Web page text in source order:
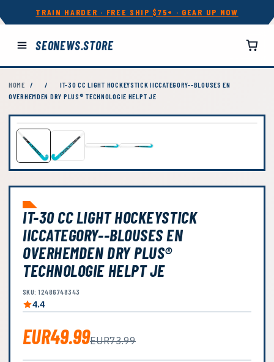
TRAIN HARDER · FREE SHIP $75+ · GEAR UP NOW
SEONEWS.STORE
HOME / /
IT-30 CC LIGHT HOCKEYSTICK IICCATEGORY--BLOUSES EN
OVERHEMDEN DRY PLUS® TECHNOLOGIE HELPT JE
IT-30 CC LIGHT HOCKEYSTICK
IICCATEGORY--BLOUSES EN
OVERHEMDEN DRY PLUS®
TECHNOLOGIE HELPT JE
SKU: 12486748343
4.4
EUR49.99EUR73.99